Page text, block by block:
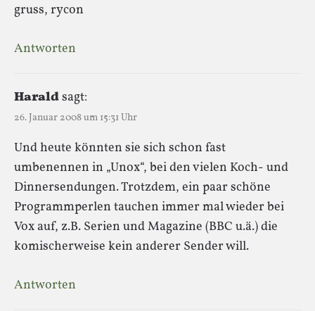
gruss, rycon
Antworten
Haraldsagt:
26. Januar 2008 um 15:31 Uhr
Und heute könnten sie sich schon fast
umbenennen in „Unox“, bei den vielen Koch- und
Dinnersendungen. Trotzdem, ein paar schöne
Programmperlen tauchen immer mal wieder bei
Vox auf, z.B. Serien und Magazine (BBC u.ä.) die
komischerweise kein anderer Sender will.
Antworten